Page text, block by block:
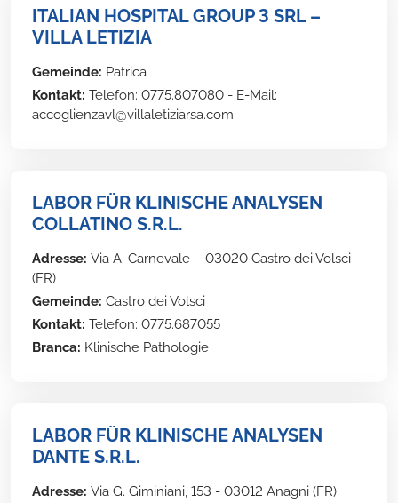
ITALIAN HOSPITAL GROUP 3 SRL –
VILLA LETIZIA
Gemeinde: Patrica
Kontakt: Telefon: 0775.807080 - E-Mail:
accoglienzavl@villaletiziarsa.com
LABOR FÜR KLINISCHE ANALYSEN
COLLATINO S.R.L.
Adresse: Via A. Carnevale – 03020 Castro dei Volsci
(FR)
Gemeinde: Castro dei Volsci
Kontakt: Telefon: 0775.687055
Branca: Klinische Pathologie
LABOR FÜR KLINISCHE ANALYSEN
DANTE S.R.L.
Adresse: Via G. Giminiani, 153 - 03012 Anagni (FR)